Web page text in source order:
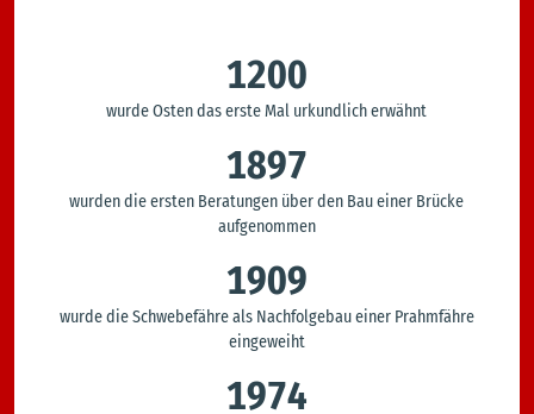
1200
wurde Osten das erste Mal urkundlich erwähnt
1897
wurden die ersten Beratungen über den Bau einer Brücke
aufgenommen
1909
wurde die Schwebefähre als Nachfolgebau einer Prahmfähre
eingeweiht
1974